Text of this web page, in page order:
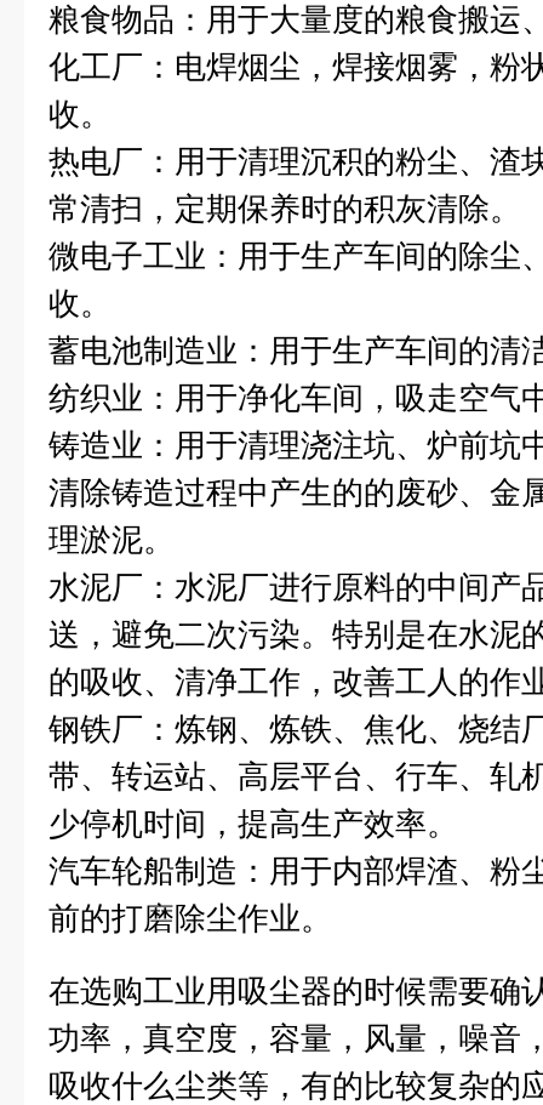
粮食物品：用于大量度的粮食搬运
化工厂：电焊烟尘，焊接烟雾，粉
收。
热电厂：用于清理沉积的粉尘、渣
常清扫，定期保养时的积灰清除。
微电子工业：用于生产车间的除尘
收。
蓄电池制造业：用于生产车间的清
纺织业：用于净化车间，吸走空气
铸造业：用于清理浇注坑、炉前坑
清除铸造过程中产生的的废砂、金
理淤泥。
水泥厂：水泥厂进行原料的中间产
送，避免二次污染。特别是在水泥
的吸收、清净工作，改善工人的作
钢铁厂：炼钢、炼铁、焦化、烧结
带、转运站、高层平台、行车、轧
少停机时间，提高生产效率。
汽车轮船制造：用于内部焊渣、粉
前的打磨除尘作业。
在选购工业用吸尘器的时候需要确
功率，真空度，容量，风量，噪音
吸收什么尘类等，有的比较复杂的